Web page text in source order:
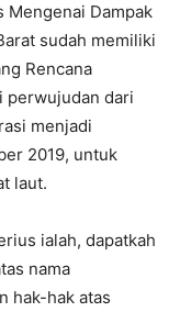
Mengenai Dampak
sudah memiliki
Rencana
perwujudan dari
menjadi
2019, untuk
laut.
ialah, dapatkah
nama
hak-hak atas